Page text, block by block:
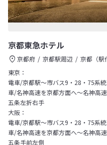
京都東急ホテル
京都府 京都駅周辺
京都（駅
東京：
電車/京都駅～市バス9・28・75系
車/名神高速を京都方面へ～名神高
五条左折右手
大阪：
電車/京都駅～市バス9・28・75系
車/名神高速を京都方面へ～名神高
五条手前左側